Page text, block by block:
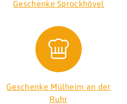
Geschenke Sprockhövel
Geschenke Mülheim an der
Ruhr